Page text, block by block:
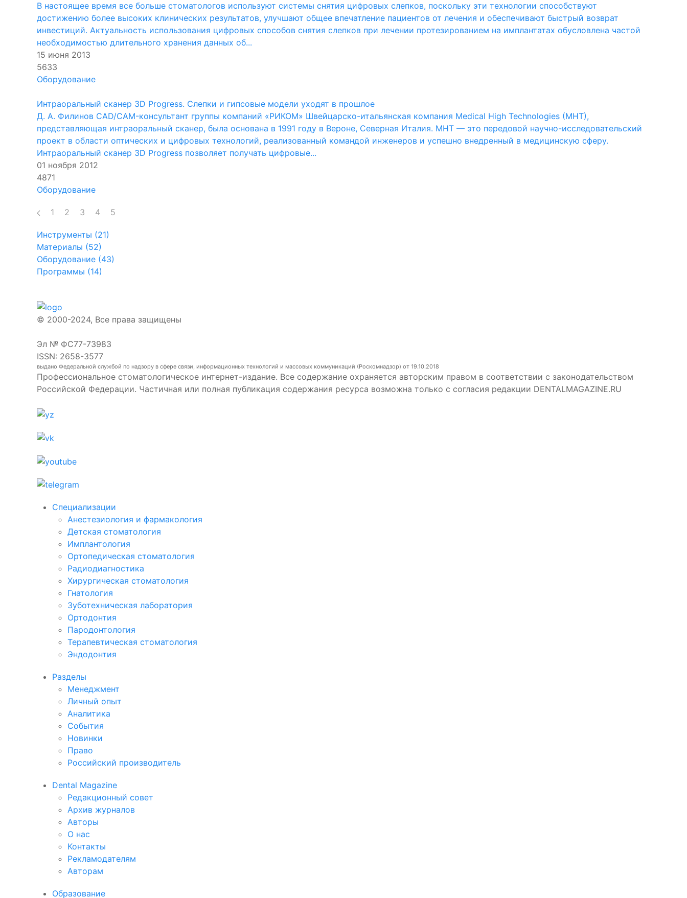
В настоящее время все больше стоматологов используют системы снятия цифровых слепков, поскольку эти технологии способствуют
достижению более высоких клинических результатов, улучшают общее впечатление пациентов от лечения и обеспечивают быстрый возврат
инвестиций. Актуальность использования цифровых способов снятия слепков при лечении протезированием на имплантатах обусловлена частой
необходимостью длительного хранения данных об...
15 июня 2013
5633
Оборудование
Интраоральный сканер 3D Progress. Слепки и гипсовые модели уходят в прошлое
Д. А. Филинов CAD/CAM-консультант группы компаний «РИКОМ» Швейцарско-итальянская компания Medical High Technologies (MHT),
представляющая интраоральный сканер, была основана в 1991 году в Вероне, Северная Италия. MHT — это передовой научно-исследовательский
проект в области оптических и цифровых технологий, реализованный командой инженеров и успешно внедренный в медицинскую сферу.
Интраоральный сканер 3D Progress позволяет получать цифровые...
01 ноября 2012
4871
Оборудование
1 2 3 4 5
Инструменты (21)
Материалы (52)
Оборудование (43)
Программы (14)
© 2000-2024, Все права защищены
Эл № ФС77-73983
ISSN: 2658-3577
выдано Федеральной службой по надзору в сфере связи, информационных технологий и массовых коммуникаций (Роскомнадзор) от 19.10.2018
Профессиональное стоматологическое интернет-издание. Все содержание охраняется авторским правом в соответствии с законодательством
Российской Федерации. Частичная или полная публикация содержания ресурса возможна только с согласия редакции DENTALMAGAZINE.RU
Специализации
Анестезиология и фармакология
Детская стоматология
Имплантология
Ортопедическая стоматология
Радиодиагностика
Хирургическая стоматология
Гнатология
Зуботехническая лаборатория
Ортодонтия
Пародонтология
Терапевтическая стоматология
Эндодонтия
Разделы
Менеджмент
Личный опыт
Аналитика
События
Новинки
Право
Российский производитель
Dental Magazine
Редакционный совет
Архив журналов
Авторы
О нас
Контакты
Рекламодателям
Авторам
Образование